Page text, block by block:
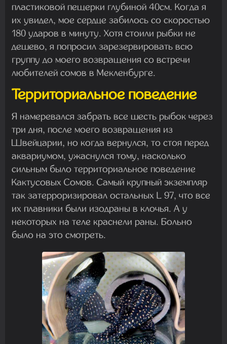
пластиковой пещерки глубиной 40см. Когда я
их увидел, мое сердце забилось со скоростью
180 ударов в минуту. Хотя стоили рыбки не
дешево, я попросил зарезервировать всю
группу до моего возвращения со встречи
любителей сомов в Мекленбурге.
Территориальное поведение
Я намеревался забрать все шесть рыбок через
три дня, после моего возвращения из
Швейцарии, но когда вернулся, то стоя перед
аквариумом, ужаснулся тому, насколько
сильным было территориальное поведение
Кактусовых Сомов. Самый крупный экземпляр
так затерроризировал остальных L 97, что все
их плавники были изодраны в клочья. А у
некоторых на теле краснели раны. Больно
было на это смотреть.